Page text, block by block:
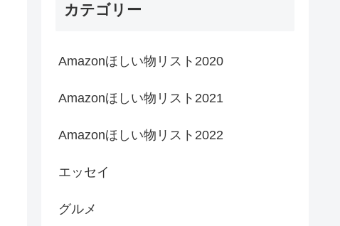
カテゴリー
Amazonほしい物リスト2020
Amazonほしい物リスト2021
Amazonほしい物リスト2022
エッセイ
グルメ